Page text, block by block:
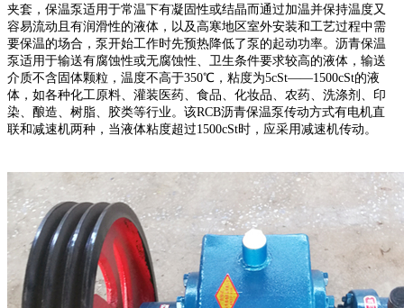
夹套，保温泵适用于常温下有凝固性或结晶而通过加温并保持温度又
容易流动且有润滑性的液体，以及高寒地区室外安装和工艺过程中需
要保温的场合，泵开始工作时先预热降低了泵的起动功率。沥青保温
泵适用于输送有腐蚀性或无腐蚀性、卫生条件要求较高的液体，输送
介质不含固体颗粒，温度不高于350℃，粘度为5cSt——1500cSt的液
体，如各种化工原料、灌装医药、食品、化妆品、农药、洗涤剂、印
染、酿造、树脂、胶类等行业。该RCB沥青保温泵传动方式有电机直
联和减速机两种，当液体粘度超过1500cSt时，应采用减速机传动。